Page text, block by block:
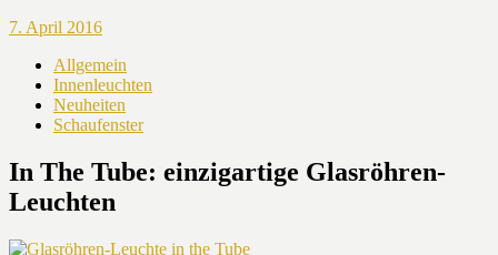
7. April 2016
Allgemein
Innenleuchten
Neuheiten
Schaufenster
In The Tube: einzigartige Glasröhren-
Leuchten